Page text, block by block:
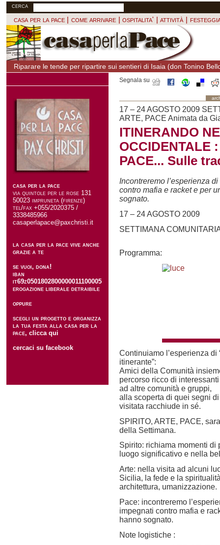
casa per la pace | come arrivare | ospitalita' | attività |
Riparare le tende per ripartire sui sentieri di Isaia (don Tonino
Segnala su
17 – 24 AGOSTO 2009
ARTE, PACE Animata da
ITINERANDO
OCCIDENTALE
PACE... Sulle
Incontreremo l’esperienza
contro mafia e racket e per
sognato.
17 – 24 AGOSTO 2009
SETTIMANA
Programma:
Continuiamo l’esperienza di
itinerante”:
Amici della Comunità
percorso ricco di
ad altre comunità e gruppi,
alla scoperta di quei segni
visitata racchiude in sé.
SPIRITO, ARTE, PACE,
della Settimana.
Spirito: richiama momenti
luogo significativo e nella
Arte: nella visita ad alcuni
Sicilia, la fede e la
architettura, umanizzazione.
Pace: incontreremo
impegnati contro mafia e
hanno sognato.
Note logistiche :
casa per la pace
via quintole per le rose 131
50023 impruneta (firenze)
tel/fax +055/2020375 /
3338485966
casaperlapace@paxchristi.it
la casa per la pace vive anche
grazie a te
se vuoi, dona!
iban
it69z0501802800000011100005
erogazione liberale detraibile
oppure
scegli un progetto e organizza
la tua festa alla casa per la
pace, clicca qui
cercaci su facebook